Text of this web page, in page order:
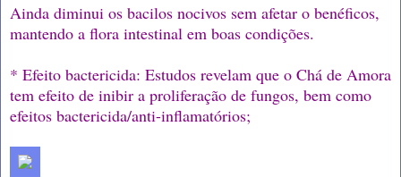
Ainda diminui os bacilos nocivos sem afetar o benéficos,
mantendo a flora intestinal em boas condições.
* Efeito bactericida: Estudos revelam que o Chá de Amora
tem efeito de inibir a proliferação de fungos, bem como
efeitos bactericida/anti-inflamatórios;